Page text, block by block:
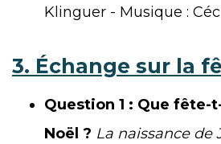
Klinguer - Musique :
3. Échange sur la
Question 1 : Que fête-
Noël ? La naissance de